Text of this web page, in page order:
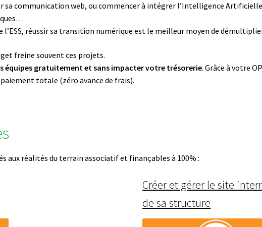
sa communication web, ou commencer à intégrer l’Intelligence
réussir sa transition numérique est le meilleur moyen de
freine souvent ces projets.
équipes gratuitement et sans impacter votre trésorerie. Grâce à votre
totale (zéro avance de frais).
aux réalités du terrain associatif et finançables à 100% :
Créer et gérer le site
de sa structure